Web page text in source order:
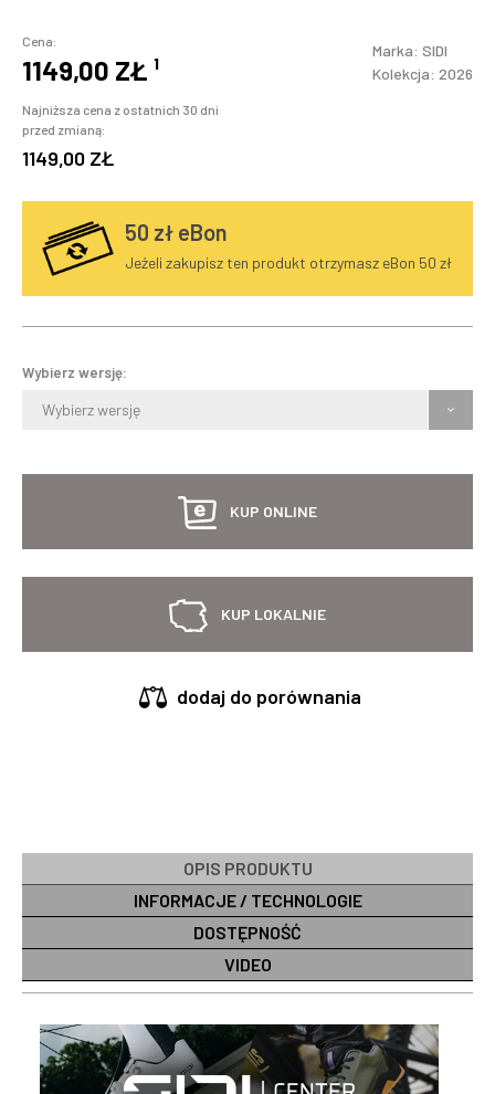
Cena:
1149,00 ZŁ ¹
Najniższa cena z ostatnich 30 dni
przed zmianą:
1149,00 ZŁ
Marka: SIDI
Kolekcja: 2026
50 zł eBon
Jeżeli zakupisz ten produkt otrzymasz eBon 50 zł
Wybierz wersję:
Wybierz wersję
KUP ONLINE
KUP LOKALNIE
dodaj do porównania
OPIS PRODUKTU
INFORMACJE / TECHNOLOGIE
DOSTĘPNOŚĆ
VIDEO